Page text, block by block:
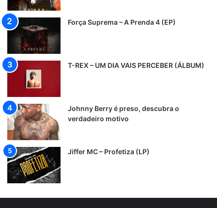
Força Suprema – A Prenda 4 (EP)
T-REX – UM DIA VAIS PERCEBER (ÁLBUM)
Johnny Berry é preso, descubra o
verdadeiro motivo
Jiffer MC – Profetiza (LP)